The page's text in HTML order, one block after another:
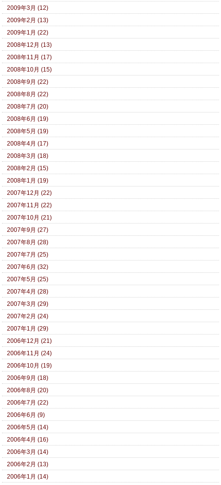
2009年3月 (12)
2009年2月 (13)
2009年1月 (22)
2008年12月 (13)
2008年11月 (17)
2008年10月 (15)
2008年9月 (22)
2008年8月 (22)
2008年7月 (20)
2008年6月 (19)
2008年5月 (19)
2008年4月 (17)
2008年3月 (18)
2008年2月 (15)
2008年1月 (19)
2007年12月 (22)
2007年11月 (22)
2007年10月 (21)
2007年9月 (27)
2007年8月 (28)
2007年7月 (25)
2007年6月 (32)
2007年5月 (25)
2007年4月 (28)
2007年3月 (29)
2007年2月 (24)
2007年1月 (29)
2006年12月 (21)
2006年11月 (24)
2006年10月 (19)
2006年9月 (18)
2006年8月 (20)
2006年7月 (22)
2006年6月 (9)
2006年5月 (14)
2006年4月 (16)
2006年3月 (14)
2006年2月 (13)
2006年1月 (14)